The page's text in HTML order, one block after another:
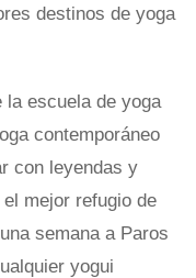
la escuela de yoga
contemporáneo
con leyendas y
mejor refugio de
semana a Paros
yogui